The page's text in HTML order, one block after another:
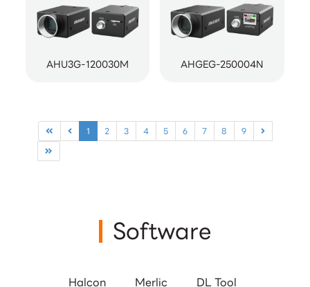
AHU3G-120030M AHGEG-250004N
1 2 3 4 5 6 7 8 9
Software
Halcon Merlic DL Tool